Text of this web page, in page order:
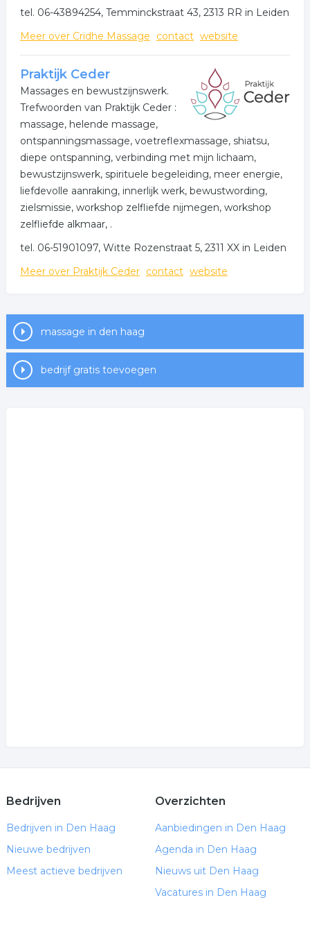
tel. 06-43894254, Temminckstraat 43, 2313 RR in Leiden
Meer over Cridhe Massage
contact website
Praktijk Ceder
Massages en bewustzijnswerk.
Trefwoorden van Praktijk Ceder :
massage, helende massage,
ontspanningsmassage, voetreflexmassage, shiatsu,
diepe ontspanning, verbinding met mijn lichaam,
bewustzijnswerk, spirituele begeleiding, meer energie,
liefdevolle aanraking, innerlijk werk, bewustwording,
zielsmissie, workshop zelfliefde nijmegen, workshop
zelfliefde alkmaar, .
tel. 06-51901097, Witte Rozenstraat 5, 2311 XX in Leiden
Meer over Praktijk Ceder contact website
massage in den haag
bedrijf gratis toevoegen
Bedrijven
Bedrijven in Den Haag
Nieuwe bedrijven
Meest actieve bedrijven
Overzichten
Aanbiedingen in Den Haag
Agenda in Den Haag
Nieuws uit Den Haag
Vacatures in Den Haag